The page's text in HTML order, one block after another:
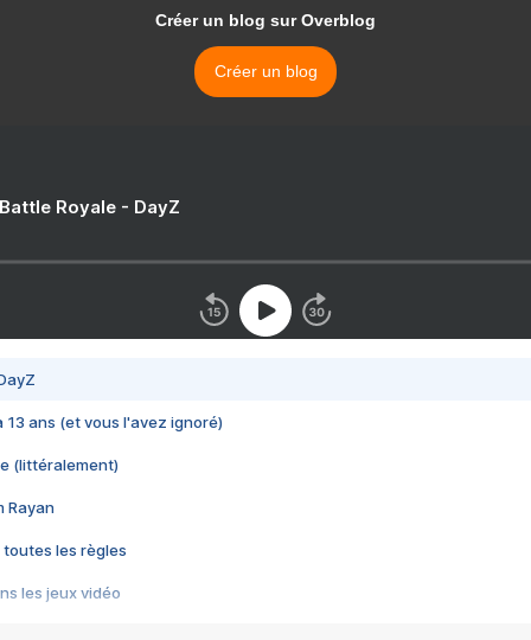
Créer un blog sur Overblog
Créer un blog
Royale - DayZ
13 ans (et vous l'avez ignoré)
(littéralement)
Rayan
toutes les règles
les jeux vidéo